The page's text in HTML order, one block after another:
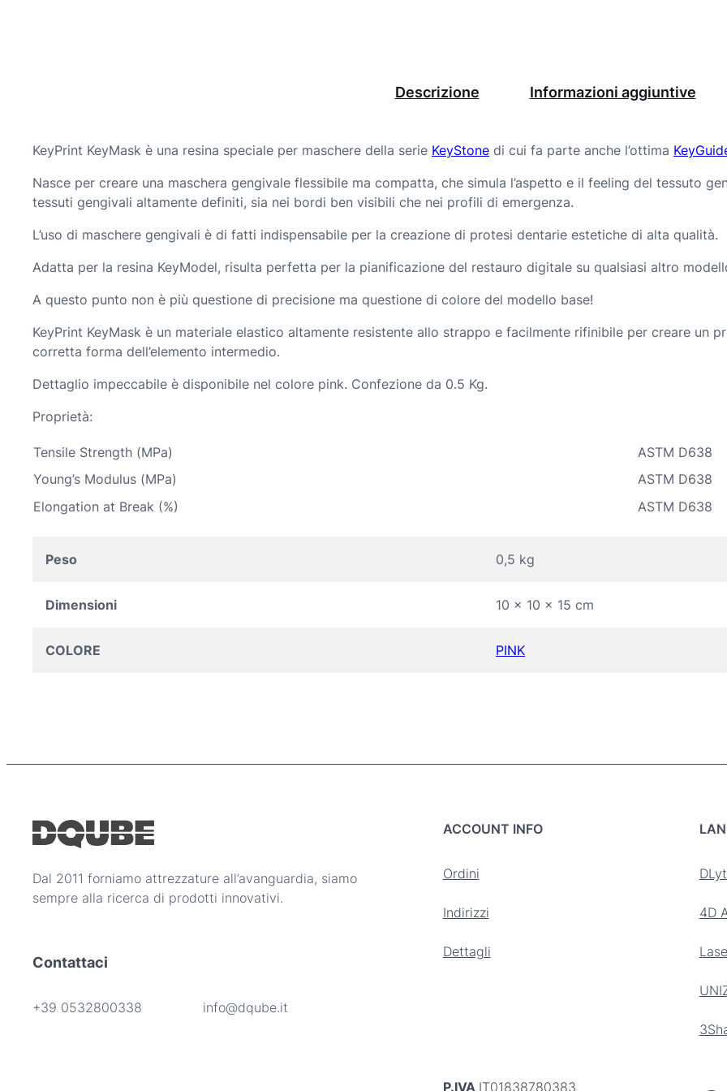
Descrizione Informazioni aggiuntive
KeyPrint KeyMask è una resina speciale per maschere della serie KeyStone di cui fa parte anche l’ottima
Nasce per creare una maschera gengivale flessibile ma compatta, che simula l’aspetto e il feeling del tessuto
tessuti gengivali altamente definiti, sia nei bordi ben visibili che nei profili di emergenza.
L’uso di maschere gengivali è di fatti indispensabile per la creazione di protesi dentarie estetiche di alta qualità.
Adatta per la resina KeyModel, risulta perfetta per la pianificazione del restauro digitale su qualsiasi altro
A questo punto non è più questione di precisione ma questione di colore del modello base!
KeyPrint KeyMask è un materiale elastico altamente resistente allo strappo e facilmente rifinibile per creare un
corretta forma dell’elemento intermedio.
Dettaglio impeccabile è disponibile nel colore pink. Confezione da 0.5 Kg.
Proprietà:
Tensile Strength (MPa) ASTM D638
Young’s Modulus (MPa)
ASTM D638
Elongation at Break (%)
ASTM D638
Peso 0,5 kg
Dimensioni 10 × 10 × 15 cm
COLORE PINK
Dal 2011 forniamo attrezzature all’avanguardia, siamo
sempre alla ricerca di prodotti innovativi.
Contattaci
+39 0532800338 info@dqube.it
ACCOUNT INFO
Ordini
Indirizzi
Dettagli
4D
P.IVA IT01838780383